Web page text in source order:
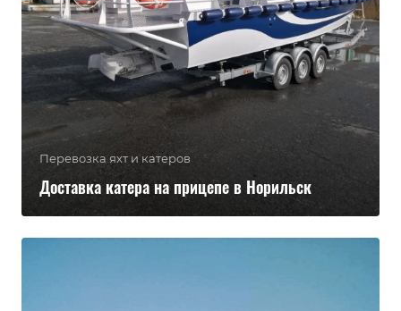
Перевозка яхт и катеров
Доставка катера на прицепе в Норильск